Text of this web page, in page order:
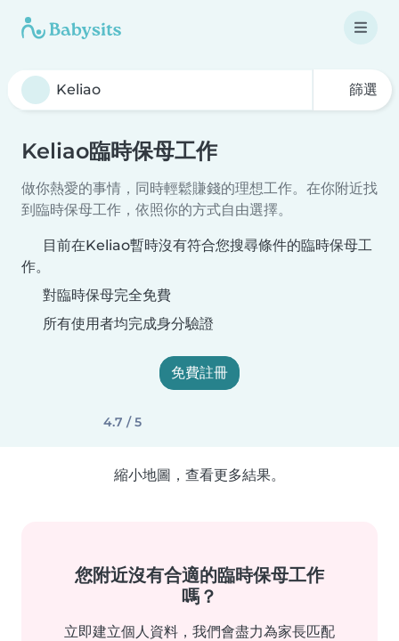
篩選
Keliao臨時保母工作
做你熱愛的事情，同時輕鬆賺錢的理想工作。在你附近找
到臨時保母工作，依照你的方式自由選擇。
目前在Keliao暫時沒有符合您搜尋條件的臨時保母工
作。
對臨時保母完全免費
所有使用者均完成身分驗證
免費註冊
4.7 / 5
縮小地圖，查看更多結果。
您附近沒有合適的臨時保母工作
嗎？
立即建立個人資料，我們會盡力為家長匹配